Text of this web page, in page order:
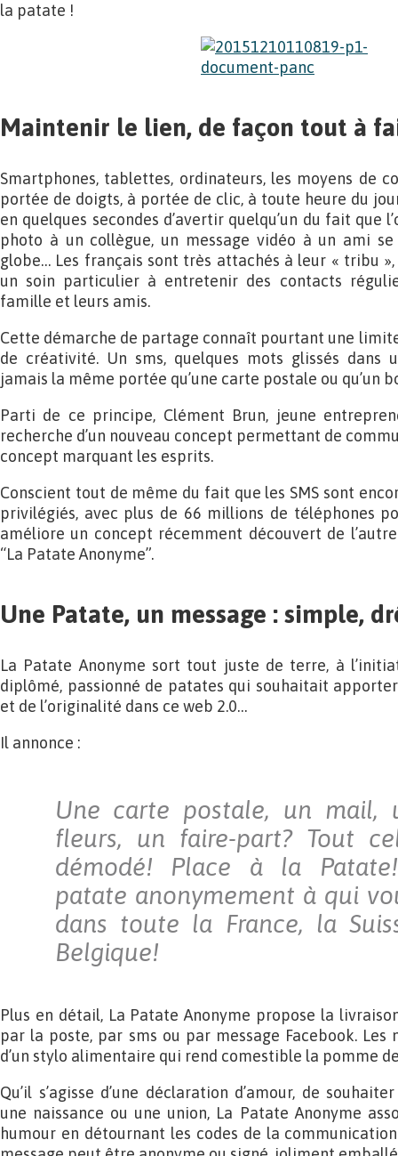
la patate !
Maintenir le lien, de façon tout à
Smartphones, tablettes, ordinateurs, les moyens de
portée de doigts, à portée de clic, à toute heure du
en quelques secondes d’avertir quelqu’un du fait que
photo à un collègue, un message vidéo à un ami
globe… Les français sont très attachés à leur « tribu
un soin particulier à entretenir des contacts
famille et leurs amis.
Cette démarche de partage connaît pourtant une
de créativité. Un sms, quelques mots glissés dans
jamais la même portée qu’une carte postale ou qu’un
Parti de ce principe, Clément Brun, jeune
recherche d’un nouveau concept permettant de
concept marquant les esprits.
Conscient tout de même du fait que les SMS sont
privilégiés, avec plus de 66 millions de téléphones
améliore un concept récemment découvert de
“La Patate Anonyme”.
Une Patate, un message : simple,
La Patate Anonyme sort tout juste de terre, à
diplômé, passionné de patates qui souhaitait
et de l’originalité dans ce web 2.0…
Il annonce :
Une carte postale, un mail,
fleurs, un faire-part? Tout
démodé! Place à la
patate anonymement à qui
dans toute la France, la
Belgique!
Plus en détail, La Patate Anonyme propose la
par la poste, par sms ou par message Facebook. Les
d’un stylo alimentaire qui rend comestible la pomme
Qu’il s’agisse d’une déclaration d’amour, de
une naissance ou une union, La Patate Anonyme
humour en détournant les codes de la